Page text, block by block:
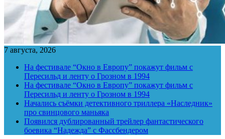
7 августа, 2026
На фестивале “Окно в Европу” покажут фильм с
Пересильд и ленту о Грозном в 1994
На фестивале “Окно в Европу” покажут фильм с
Пересильд и ленту о Грозном в 1994
Начались съёмки детективного триллера «Наследник»
про свинцового маньяка
Появился дублированный трейлер фантастического
боевика “Надежда” с Фассбендером